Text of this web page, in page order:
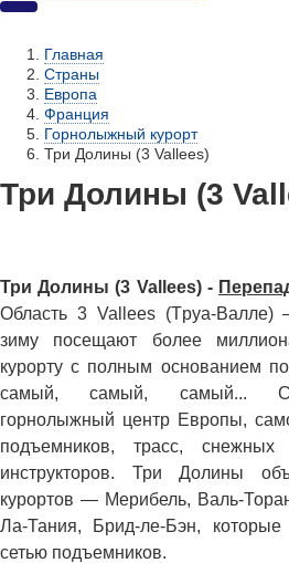
Главная
Страны
Европа
Франция
Горнолыжный курорт
Три Долины (3 Vallees)
Три Долины (3
Три Долины (3 Vallees) -
Область 3 Vallees (Tpya-
зиму посещают более
курорту с полным основанием
самый, самый, самый...
горнолыжный центр Европы,
подъемников, трасс,
инструкторов. Три Долины
курортов — Мерибель, Валь-
Ла-Тания, Брид-ле-Бэн,
сетью подъемников.